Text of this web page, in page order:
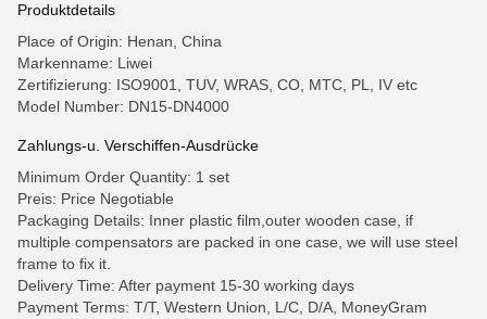
Produktdetails
Place of Origin: Henan, China
Markenname: Liwei
Zertifizierung: ISO9001, TUV, WRAS, CO, MTC, PL, IV etc
Model Number: DN15-DN4000
Zahlungs-u. Verschiffen-Ausdrücke
Minimum Order Quantity: 1 set
Preis: Price Negotiable
Packaging Details: Inner plastic film,outer wooden case, if
multiple compensators are packed in one case, we will use steel
frame to fix it.
Delivery Time: After payment 15-30 working days
Payment Terms: T/T, Western Union, L/C, D/A, MoneyGram